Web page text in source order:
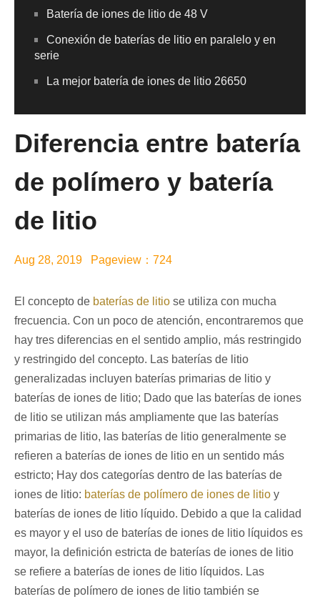
Batería de iones de litio de 48 V
Conexión de baterías de litio en paralelo y en
serie
La mejor batería de iones de litio 26650
Diferencia entre batería
de polímero y batería
de litio
Aug 28, 2019 Pageview：724
El concepto de baterías de litio se utiliza con mucha
frecuencia. Con un poco de atención, encontraremos que
hay tres diferencias en el sentido amplio, más restringido
y restringido del concepto. Las baterías de litio
generalizadas incluyen baterías primarias de litio y
baterías de iones de litio; Dado que las baterías de iones
de litio se utilizan más ampliamente que las baterías
primarias de litio, las baterías de litio generalmente se
refieren a baterías de iones de litio en un sentido más
estricto; Hay dos categorías dentro de las baterías de
iones de litio: baterías de polímero de iones de litio y
baterías de iones de litio líquido. Debido a que la calidad
es mayor y el uso de baterías de iones de litio líquidos es
mayor, la definición estricta de baterías de iones de litio
se refiere a baterías de iones de litio líquidos. Las
baterías de polímero de iones de litio también se